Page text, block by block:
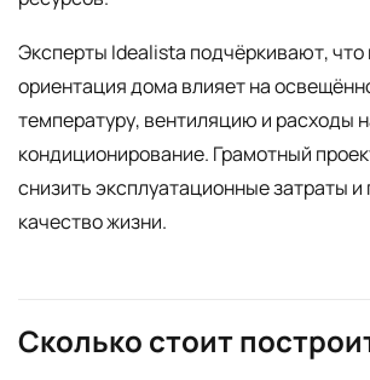
Эксперты Idealista подчёркивают, что
ориентация дома влияет на
температуру, вентиляцию и расходы
кондиционирование. Грамотный
снизить эксплуатационные затраты и
качество жизни.
Сколько стоит